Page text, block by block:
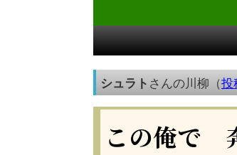
シュラト さんの川柳（投
この俺で